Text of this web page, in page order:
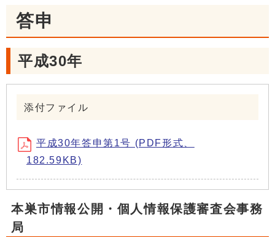
答申
平成30年
添付ファイル
平成30年答申第1号 (PDF形式、
182.59KB)
本巣市情報公開・個人情報保護審査会事務
局